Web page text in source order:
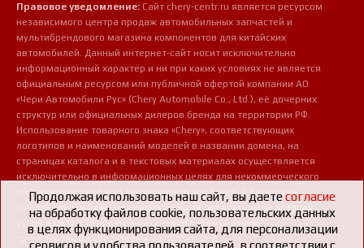
Правовое уведомление: Сайт chery-centr.ru является ресурсом
независимого центра продаж автомобильных запчастей и
мультибрендового магазина компонентов для китайских
автомобилей. Данный интернет-сайт носит исключительно
информационный характер и ни при каких условиях не является
официальным ресурсом или публичной офертой компании АО
«Чери Автомобили Рус» (Chery Automobile Co., Ltd.), её дочерних
структур или официальных дилеров бренда на территории РФ.
Использование товарного знака «Chery», соответствующих
логотипов и наименований моделей в названии домена, на
страницах каталога и в текстовых материалах осуществляется
исключительно в информационных целях для некоммерческого
обозначения профиля деятельности магазина, а также для
точной идентификации совместимости предлагаемых деталей,
узлов и сопутствующих аксессуаров с конкретными
транспортными средствами потребителей.
Продолжая использовать наш сайт, вы даетесогласие
на обработку файлов cookie, пользовательских данных
в целях функционирования сайта, для персонализации
сервисов и удобства пользователей, в соответствии с